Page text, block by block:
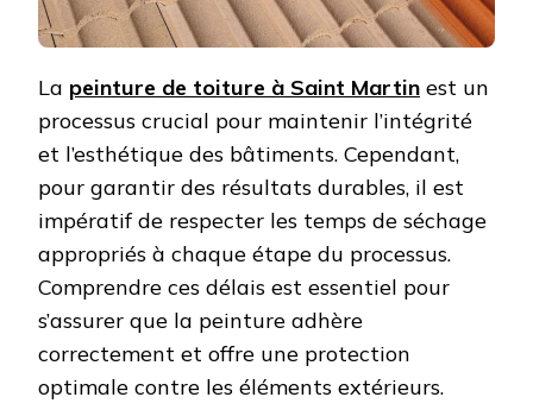
La peinture de toiture à Saint Martin est un
processus crucial pour maintenir l’intégrité
et l’esthétique des bâtiments. Cependant,
pour garantir des résultats durables, il est
impératif de respecter les temps de séchage
appropriés à chaque étape du processus.
Comprendre ces délais est essentiel pour
s’assurer que la peinture adhère
correctement et offre une protection
optimale contre les éléments extérieurs.